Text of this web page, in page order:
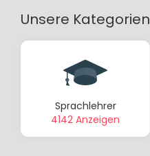
Unsere Kategorien
Sprachlehrer
4142 Anzeigen